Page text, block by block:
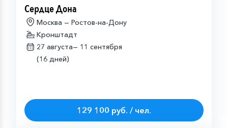
Сердце Дона
Москва — Ростов-на-Дону
Кронштадт
27 августа— 11 сентября
(16 дней)
129 100 руб. / чел.